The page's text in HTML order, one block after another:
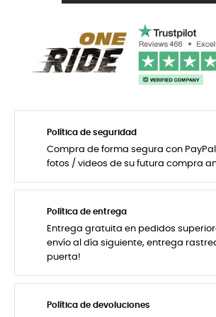
Política de seguridad
Compra de forma segura con
fotos / videos de su futura compra
Política de entrega
Entrega gratuita en pedidos
envío al día siguiente, entrega
puerta!
Política de devoluciones